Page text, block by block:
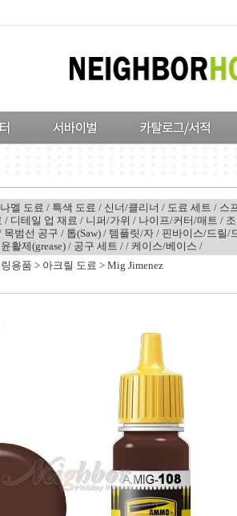
멜 도료 / 특색 도료 / 신너/클리너 / 도료 세트 / 스
/ 디테일 업 재료 / 니퍼/가위 / 나이프/커터/매트 /
목범선 공구 / 톱(Saw) / 템플릿/자 / 핀바이스/드릴/
윤활제(grease) / 공구 세트 / / 케이스/베이스 /
용품 > 아크릴 도료 > Mig Jimenez